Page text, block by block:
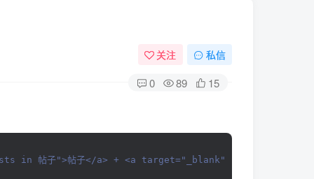
关注 私信
0 89 15
帖子">帖子</a> + <a target="_blank" href="https://